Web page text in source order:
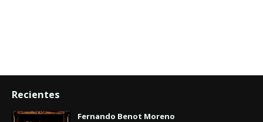
Recientes
Fernando Benot Moreno